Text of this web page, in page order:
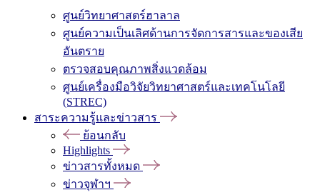
ศูนย์วิทยาศาสตร์ฮาลาล
ศูนย์ความเป็นเลิศด้านการจัดการสารและของเสีย
อันตราย
ตรวจสอบคุณภาพสิ่งแวดล้อม
ศูนย์เครื่องมือวิจัยวิทยาศาสตร์และเทคโนโลยี
(STREC)
สาระความรู้และข่าวสาร
ย้อนกลับ
Highlights
ข่าวสารทั้งหมด
ข่าวจุฬาฯ